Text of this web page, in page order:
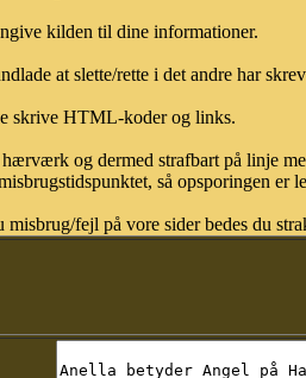
kilden til dine informationer.
at slette/rette i det andre har
skrive HTML-koder og links.
og dermed strafbart på linje
så opsporingen er
misbrug/fejl på vore sider bedes du